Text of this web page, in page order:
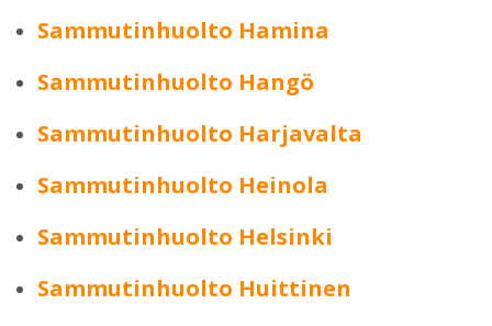
Sammutinhuolto Hamina
Sammutinhuolto Hangö
Sammutinhuolto Harjavalta
Sammutinhuolto Heinola
Sammutinhuolto Helsinki
Sammutinhuolto Huittinen